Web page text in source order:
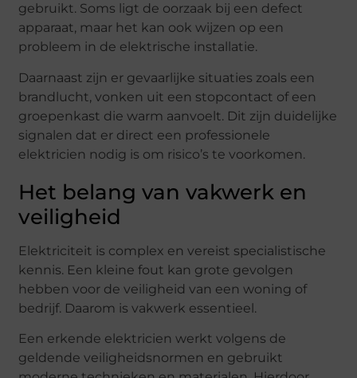
gebruikt. Soms ligt de oorzaak bij een defect
apparaat, maar het kan ook wijzen op een
probleem in de elektrische installatie.
Daarnaast zijn er gevaarlijke situaties zoals een
brandlucht, vonken uit een stopcontact of een
groepenkast die warm aanvoelt. Dit zijn duidelijke
signalen dat er direct een professionele
elektricien nodig is om risico’s te voorkomen.
Het belang van vakwerk en
veiligheid
Elektriciteit is complex en vereist specialistische
kennis. Een kleine fout kan grote gevolgen
hebben voor de veiligheid van een woning of
bedrijf. Daarom is vakwerk essentieel.
Een erkende elektricien werkt volgens de
geldende veiligheidsnormen en gebruikt